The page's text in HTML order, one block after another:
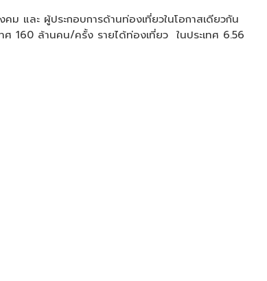
ม และ ผู้ประกอบการด้านท่องเที่ยวในโอกาสเดียวกัน
ศ 160 ล้านคน/ครั้ง รายได้ท่องเที่ยว ในประเทศ 6.56